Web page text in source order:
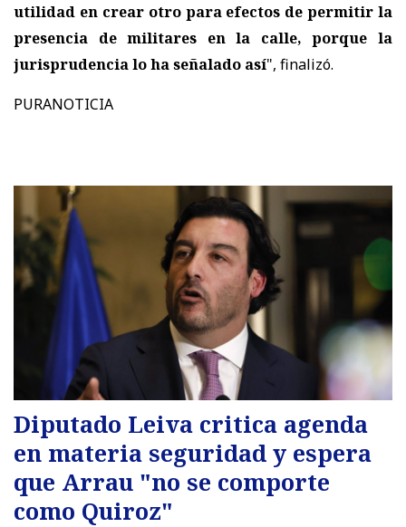
utilidad en crear otro para efectos de permitir la
presencia de militares en la calle, porque la
jurisprudencia lo ha señalado así", finalizó.
PURANOTICIA
Diputado Leiva critica agenda
en materia seguridad y espera
que Arrau "no se comporte
como Quiroz"